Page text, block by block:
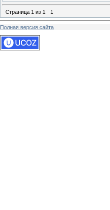
Страница 1 из 1 1
Полная версия сайта